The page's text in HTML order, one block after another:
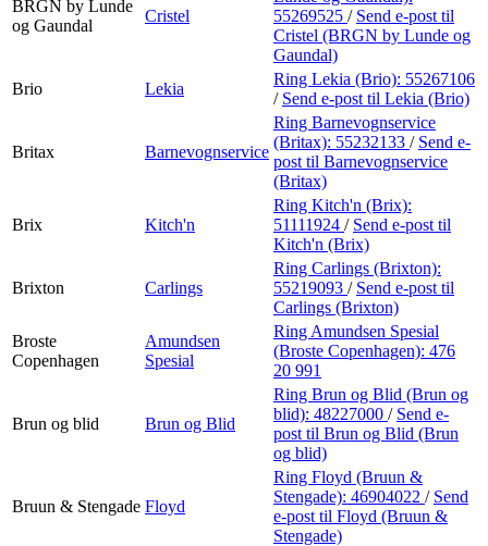
BRGN by Lunde
og Gaundal
Cristel
55269525 / Send e-post til
Cristel (BRGN by Lunde og
Gaundal)
Brio
Lekia
Ring Lekia (Brio): 55267106
/ Send e-post til Lekia (Brio)
Britax Barnevognservice
Ring Barnevognservice
(Britax): 55232133 / Send e-
post til Barnevognservice
(Britax)
Brix Kitch'n
Ring Kitch'n (Brix):
51111924 / Send e-post til
Kitch'n (Brix)
Brixton Carlings
Ring Carlings (Brixton):
55219093 / Send e-post til
Carlings (Brixton)
Broste
Copenhagen
Amundsen
Spesial
Ring Amundsen Spesial
(Broste Copenhagen): 476
20 991
Brun og blid Brun og Blid
Ring Brun og Blid (Brun og
blid): 48227000 / Send e-
post til Brun og Blid (Brun
og blid)
Bruun & Stengade Floyd
Ring Floyd (Bruun &
Stengade): 46904022 / Send
e-post til Floyd (Bruun &
Stengade)